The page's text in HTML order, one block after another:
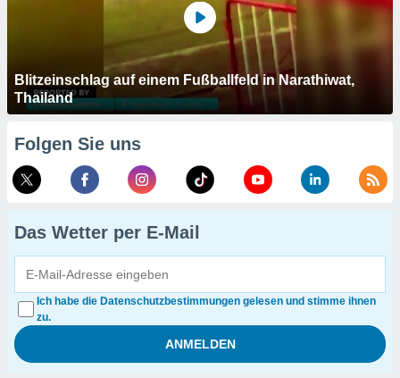
Blitzeinschlag auf einem Fußballfeld in Narathiwat,
Thailand
Folgen Sie uns
Das Wetter per E-Mail
Ich habe die Datenschutzbestimmungen gelesen und stimme ihnen
zu.